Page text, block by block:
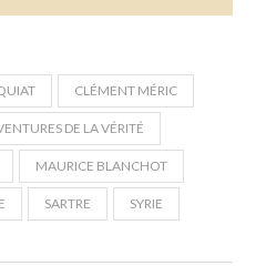
CLÉMENT MÉRIC
DE LA VÉRITÉ
MAURICE BLANCHOT
SARTRE SYRIE